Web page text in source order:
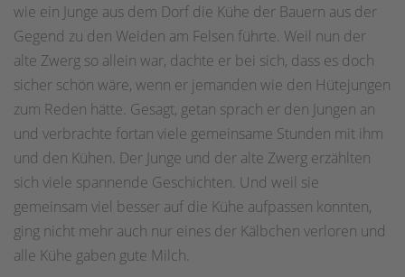
wie ein Junge aus dem Dorf die Kühe der Bauern aus der
Gegend zu den Weiden am Felsen führte. Weil nun der
alte Zwerg so allein war, dachte er bei sich, dass es doch
sicher schön wäre, wenn er jemanden wie den Hütejungen
zum Reden hätte. Gesagt, getan sprach er den Jungen an
und verbrachte fortan viele gemeinsame Stunden mit ihm
und den Kühen. Der Junge und der alte Zwerg erzählten
sich viele spannende Geschichten. Und weil sie
gemeinsam viel besser auf die Kühe aufpassen konnten,
ging nicht mehr auch nur eines der Kälbchen verloren und
alle Kühe gaben gute Milch.